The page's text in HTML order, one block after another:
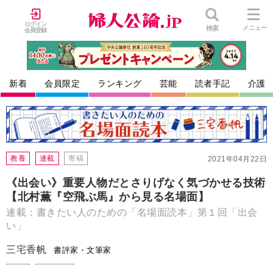
ログイン
会員登録
検索 メニュー
新着 会員限定 ランキング 芸能 読者手記 介護
2021年04月22日
教養 連載 寄稿
《出会い》重要人物だとさりげなく気づかせる技術
【北村薫『空飛ぶ馬』から見る名場面】
連載：書きたい人のための「名場面読本」第１回「出会
い」
三宅香帆 書評家・文筆家